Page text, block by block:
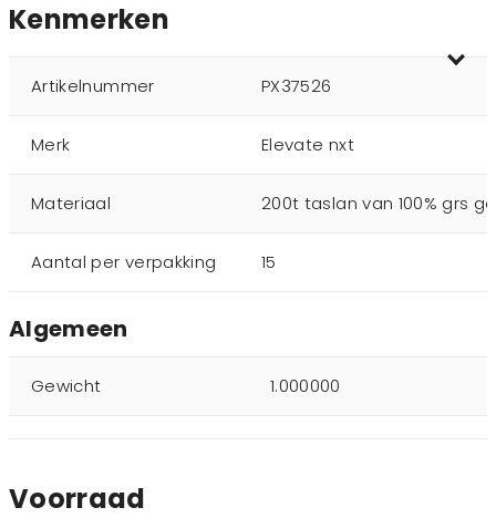
Kenmerken
Artikelnummer PX37526
Merk Elevate nxt
Materiaal 200t taslan van 100% grs
Aantal per verpakking 15
Algemeen
Gewicht 1.000000
Voorraad